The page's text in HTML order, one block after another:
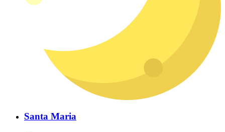
Santa Maria